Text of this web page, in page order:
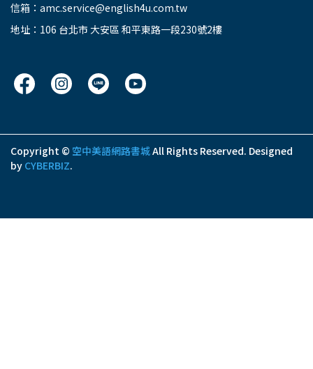
信箱：amc.service@english4u.com.tw
地址：106 台北市 大安區 和平東路一段230號2樓
Copyright © 空中美語網路書城All Rights Reserved. Designed
by CYBERBIZ.